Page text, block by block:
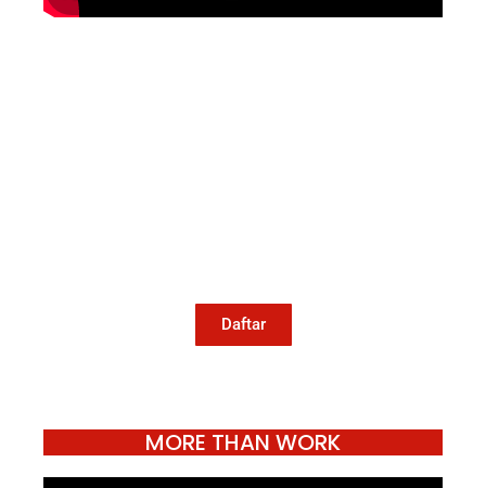
Daftar
MORE THAN WORK